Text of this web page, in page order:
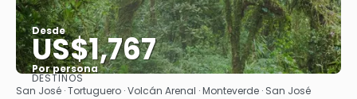
Desde
US$1,767
Por persona
Ver
DESTINOS
San José · Tortuguero · Volcán Arenal · Monteverde · San José